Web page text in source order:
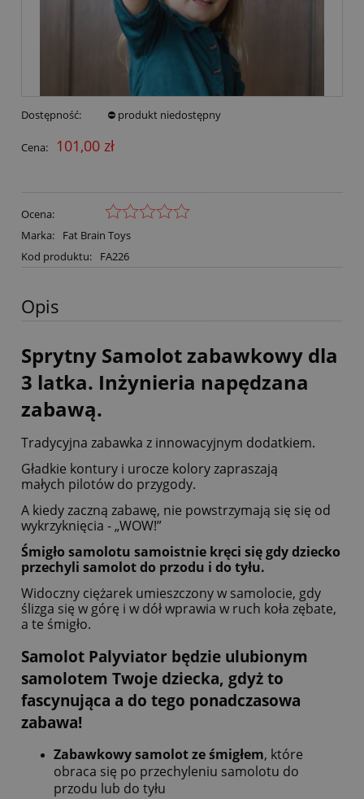
Dostępność: ⛔ produkt niedostępny
Cena: 101,00 zł
Ocena:
Marka:
Fat Brain Toys
Kod produktu:
FA226
Opis
Sprytny Samolot zabawkowy dla
3 latka. Inżynieria napędzana
zabawą.
Tradycyjna zabawka z innowacyjnym dodatkiem.
Gładkie kontury i urocze kolory zapraszają
małych pilotów do przygody.
A kiedy zaczną zabawę, nie powstrzymają się się od
wykrzyknięcia - „WOW!”
Śmigło samolotu samoistnie kręci się gdy dziecko
przechyli samolot do przodu i do tyłu.
Widoczny ciężarek umieszczony w samolocie, gdy
ślizga się w górę i w dół wprawia w ruch koła zębate,
a te śmigło.
Samolot Palyviator będzie ulubionym
samolotem Twoje dziecka, gdyż to
fascynująca a do tego ponadczasowa
zabawa!
Zabawkowy samolot ze śmigłem, które
obraca się po przechyleniu samolotu do
przodu lub do tyłu